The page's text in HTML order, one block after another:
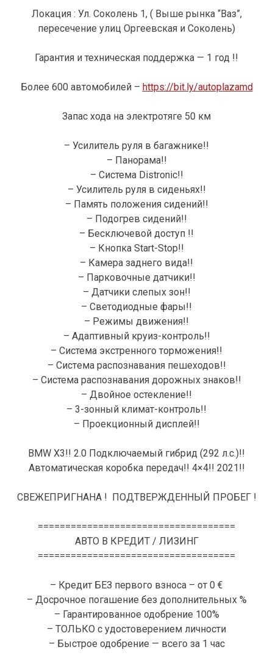
Локация : Ул. Соколень 1, ( Выше рынка “Ваз”,
пересечение улиц Оргеевская и Соколень)
Гарантия и техническая поддержка — 1 год !!
Более 600 автомобилей – https://bit.ly/autoplazamd
Запас хода на электротяге 50 км
– Усилитель руля в багажнике!!
– Панорамa!!
– Система Distronic!!
– Усилитель руля в сиденьях!!
– Память положения сидений!!
– Подогрев сидений!!
– Бесключевой доступ !!
– Кнопка Start-Stop!!
– Камера заднего вида!!
– Парковочные датчики!!
– Датчики слепых зон!!
– Светодиодные фары!!
– Режимы движения!!
– Адаптивный круиз-контроль!!
– Система экстренного торможения!!
– Систeма распознавания пешеходов!!
– Система распознавания дорожных знаков!!
– Двойное остекление!!
– 3-зонный климат-контроль!!
– Проекционный дисплей!!
BMW X3!! 2.0 Подключаемый гибрид (292 л.с.)!!
Автоматическая коробка передач!! 4×4!! 2021!!
СВЕЖЕПРИГНАНА ! ПОДТВЕРЖДЕННЫЙ ПРОБЕГ !
====================================
АВТО В КРЕДИТ / ЛИЗИНГ
====================================
– Кредит БЕЗ первого взноса – от 0 €
– Досрочное погашение без дополнительных %
– Гарантированное одобрение 100%
– ТОЛЬКО с удостоверением личности
– Быстрое одобрение — всего за 1 час